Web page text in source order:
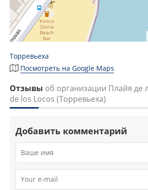
Торревьеха
Посмотреть на Google Maps
Отзывы об организации Плайя де
de los Locos (Торревьеха)
Добавить комментарий